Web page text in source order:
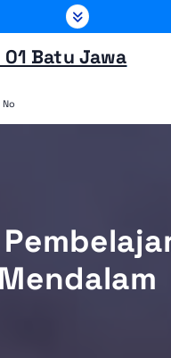
01 Batu Jawa
Mendalam